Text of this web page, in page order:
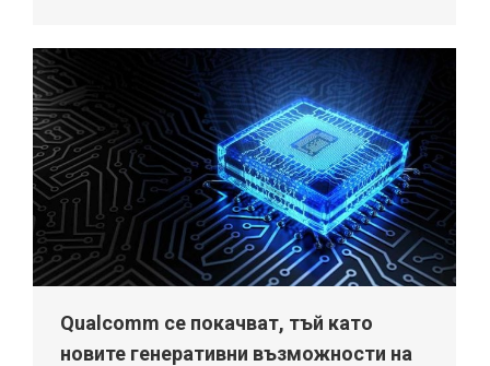
Qualcomm се покачват, тъй като
новите генеративни възможности на